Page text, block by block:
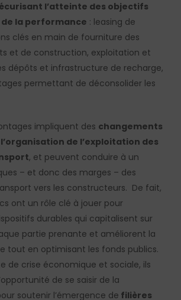
l’atteinte des objectifs
la performance : leasing de
clés en main de fourniture des
et de construction, exploitation et
dépôts et infrastructure de recharge,
permettant de déconsolider les
impliquent des changements
de l’exploitation des
, et peuvent conduire à un
– et donc des marges – des
vers les constructeurs. De fait,
ont un rôle clé à jouer pour
durables qui capitalisent sur
partie prenante et améliorent la
tout en optimisant les fonds publics.
de crise économique et sociale, ils
de se saisir de la
soutenir l’émergence de filières